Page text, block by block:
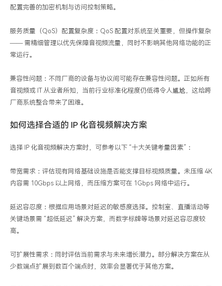
配置完善的加密机制与访问控制策略。
服务质量（QoS）配置复杂度：QoS 配置对系统至关重要，但操作复杂
—— 需精细管理以优先保障音视频流量，同时不影响其他网络功能的正
常运行。
兼容性问题：不同厂商的设备与协议间可能存在兼容性问题。正如所有
音视频或 IT 从业者所知，当前行业标准化程度仍低得令人尴尬，这给跨
厂商系统整合带来了困难。
如何选择合适的 IP 化音视频解决方案
选择 IP 化音视频解决方案时，可参考以下 “十大关键考量因素”：
带宽需求：评估现有网络基础设施是否能支撑目标视频质量。未压缩 4K
内容需 10Gbps 以上网络，而压缩方案可在 1Gbps 网络中运行。
延迟容忍度：根据应用场景对延迟的敏感度选择。控制室、直播活动等
关键场景需 “超低延迟” 解决方案，而数字标牌等场景对延迟容忍度较
高。
可扩展性需求：同时评估当前需求与未来增长潜力。部分解决方案在从
少数端点扩展到数百个端点时，效率会显著优于其他方案。